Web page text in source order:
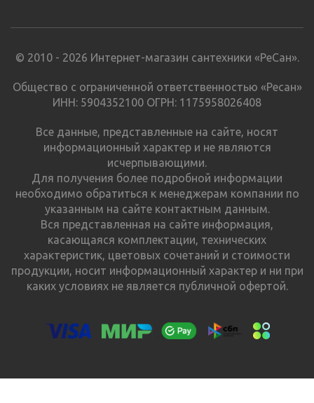
© 2010 - 2026 Интернет-магазин сантехники «РеСан».
Общество с ограниченной ответственностью «Ресан»
ИНН: 5904352100 ОГРН: 1175958026408
Все данные, представленные на сайте, носят
информационный характер и не являются
исчерпывающими.
Для получения более подробной информации
необходимо обратиться к менеджерам компании по
указанным на сайте контактным данным.
Вся представленная на сайте информация,
касающаяся комплектации, технических
характеристик, цветовых сочетаний и стоимости
продукции, носит информационный характер и ни при
каких условиях не является публичной офертой.